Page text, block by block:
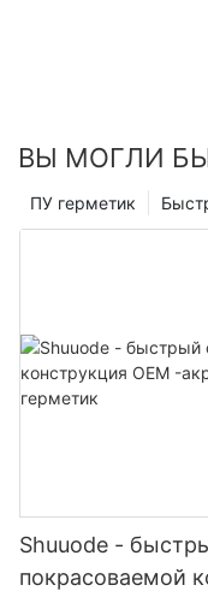
ВЫ МОГЛИ
ПУ герметик
Shuuode -
покрасоваемой